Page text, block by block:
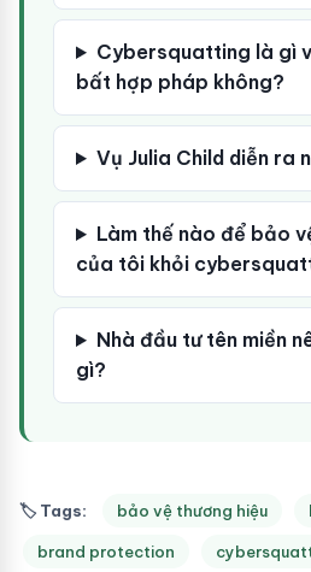
Cybersquatting là gì
bất hợp pháp không?
Vụ Julia Child diễn ra
Làm thế nào để bảo
của tôi khỏi
Nhà đầu tư tên miền
gì?
🏷 Tags: bảo vệ thương hiệu
brand protection